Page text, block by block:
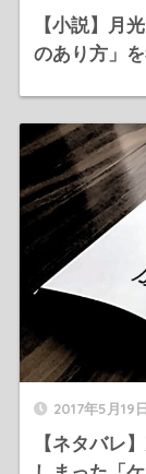
【小説】月
のあり方」
2017年5月19日
【ネタバレ